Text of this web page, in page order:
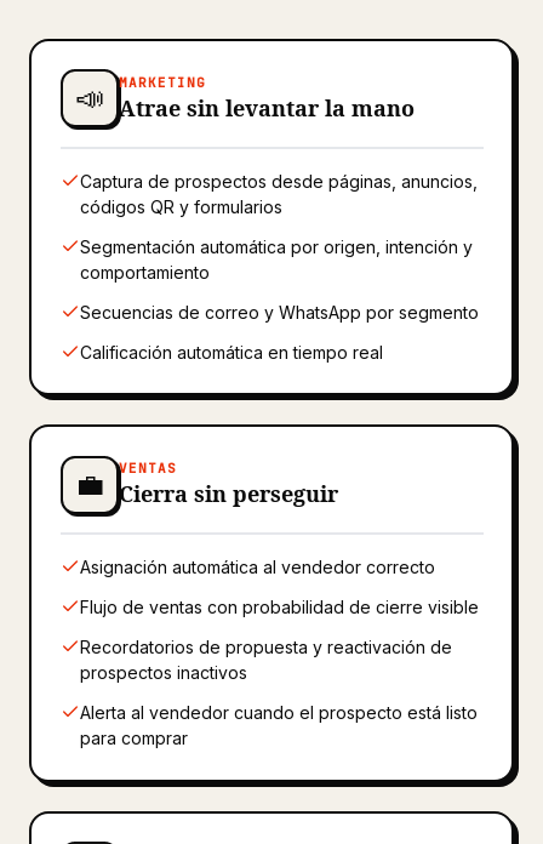
📣 MARKETING
Atrae sin levantar la mano
Captura de prospectos desde páginas, anuncios,
códigos QR y formularios
Segmentación automática por origen, intención y
comportamiento
Secuencias de correo y WhatsApp por segmento
Calificación automática en tiempo real
💼 VENTAS
Cierra sin perseguir
Asignación automática al vendedor correcto
Flujo de ventas con probabilidad de cierre visible
Recordatorios de propuesta y reactivación de
prospectos inactivos
Alerta al vendedor cuando el prospecto está listo
para comprar